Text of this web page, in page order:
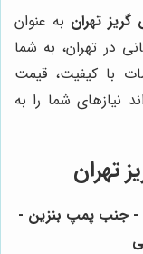
تهران به عنوان
در تهران، به شما
با کیفیت، قیمت
نیازهای شما را به
تهران
- جنب پمپ بنزین -